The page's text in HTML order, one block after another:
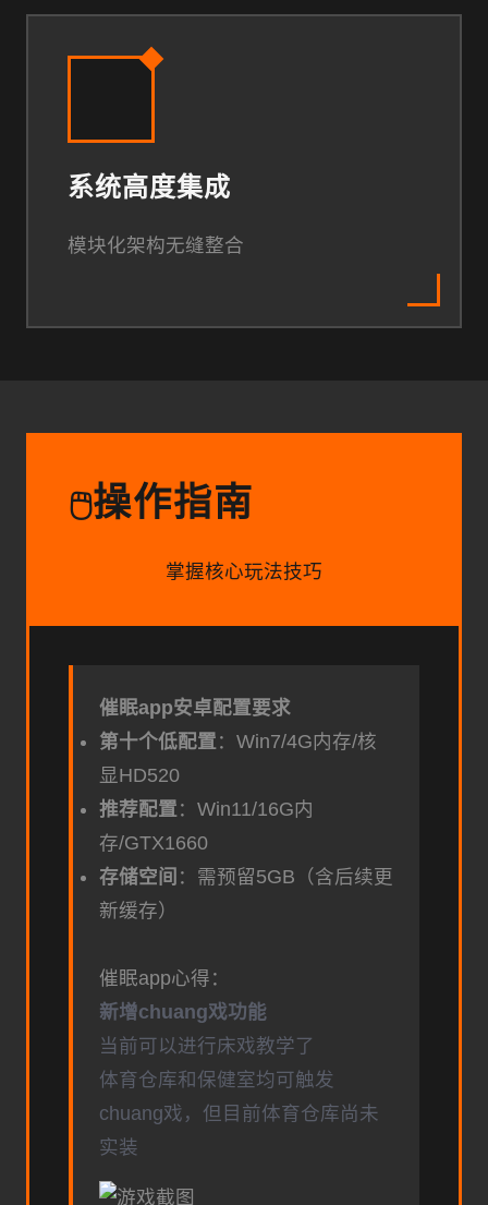
系统高度集成
模块化架构无缝整合
🖱️操作指南
掌握核心玩法技巧
催眠app安卓配置要求
​第十个低配置​ ​：Win7/4G内存/核
显HD520
​推荐配置​ ​：Win11/16G内
存/GTX1660
​存储空间​ ​：需预留5GB（含后续更
新缓存）
催眠app心得：
新增chuang戏功能
当前可以进行床戏教学了
体育仓库和保健室均可触发
chuang戏，但目前体育仓库尚未
实装